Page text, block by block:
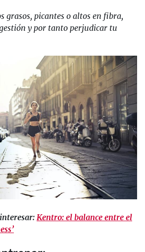
grasos, picantes o altos en fibra,
y por tanto perjudicar tu
Kentro: el balance entre el